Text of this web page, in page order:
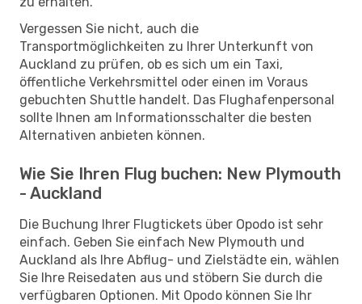
Vergessen Sie nicht, auch die
Transportmöglichkeiten zu Ihrer Unterkunft von
Auckland zu prüfen, ob es sich um ein Taxi,
öffentliche Verkehrsmittel oder einen im Voraus
gebuchten Shuttle handelt. Das Flughafenpersonal
sollte Ihnen am Informationsschalter die besten
Alternativen anbieten können.
Wie Sie Ihren Flug buchen: New Plymouth
- Auckland
Die Buchung Ihrer Flugtickets über Opodo ist sehr
einfach. Geben Sie einfach New Plymouth und
Auckland als Ihre Abflug- und Zielstädte ein, wählen
Sie Ihre Reisedaten aus und stöbern Sie durch die
verfügbaren Optionen. Mit Opodo können Sie Ihr